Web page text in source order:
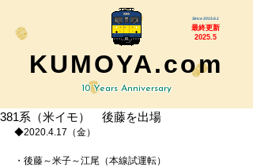
Since 2015.6.1
最終更新
2025.5
KUMOYA.com
10 Years Anniversary
381系（米イモ） 後藤を出場
◆2020.4.17（金）
・後藤～米子～江尾（本線試運転）